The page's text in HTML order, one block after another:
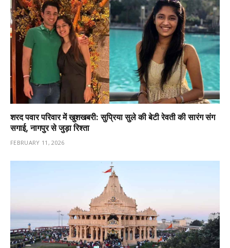
शरद पवार परिवार में खुशखबरी: सुप्रिया सुले की बेटी रेवती की सारंग संग
सगाई, नागपुर से जुड़ा रिश्ता
FEBRUARY 11, 2026